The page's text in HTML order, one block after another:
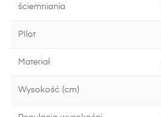
ściemniania
PIlot
Materiał
Wysokość (cm)